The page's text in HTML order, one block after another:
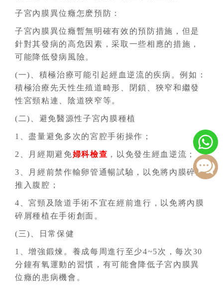
子宮內膜異位癥怎麽預防：
子宮內膜異位癥暫無明確有效的預防措施，但是
針對其發病的高危因素，采取一些相應的措施，
可能降低發病風險。
(一)、積極治療可能引起經血逆流的疾病。例如：
積極治療先天性生殖道畸形、閉鎖、狹窄和繼發
性宮頸粘連、陰道狹窄等。
(二)、避免醫源性子宮內膜種植
1、盡量避免多次的宮腔手術操作；
2、月經期避免婦科檢查 ，以免發生經血逆流；
3、月經前禁作輸卵管通暢試驗，以免將內膜碎屑
推入腹腔；
4、宮頸及陰道手術不宜在經前進行，以免將內膜
碎屑種植在手術創面。
(三)、日常保健
1、增強鍛煉。養成每周進行至少4~5次，每次30
分鐘有氧運動的習慣，有可能會降低子宮內膜異
位癥的患病機會。